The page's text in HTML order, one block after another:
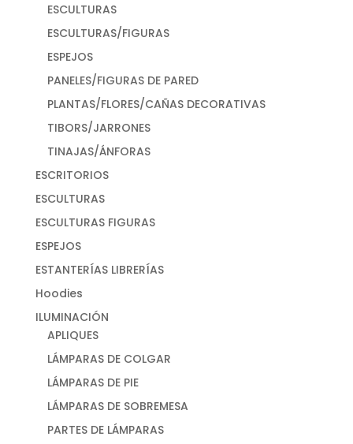
ESCULTURAS
ESCULTURAS/FIGURAS
ESPEJOS
PANELES/FIGURAS DE PARED
PLANTAS/FLORES/CAÑAS DECORATIVAS
TIBORS/JARRONES
TINAJAS/ÁNFORAS
ESCRITORIOS
ESCULTURAS
ESCULTURAS FIGURAS
ESPEJOS
ESTANTERÍAS LIBRERÍAS
Hoodies
ILUMINACIÓN
APLIQUES
LÁMPARAS DE COLGAR
LÁMPARAS DE PIE
LÁMPARAS DE SOBREMESA
PARTES DE LÁMPARAS